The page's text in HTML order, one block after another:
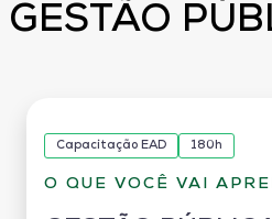
GESTÃO
Capacitação EAD 180h
O QUE VOCÊ VAI